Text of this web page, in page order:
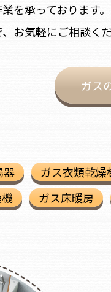
を承っております
お気軽にご相談くだ
ガス
器 ガス衣類乾燥
ガス床暖房